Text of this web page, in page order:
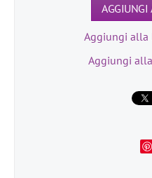
AGGIUNGI
Aggiungi alla
Aggiungi